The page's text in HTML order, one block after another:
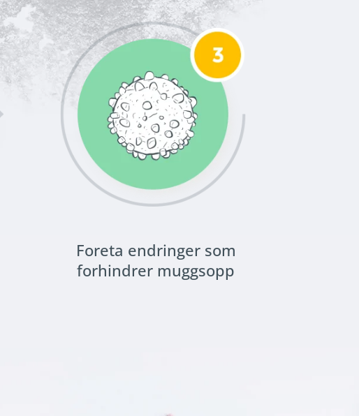
Foreta endringer som
forhindrer muggsopp